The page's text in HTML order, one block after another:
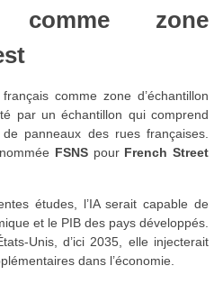
zone
comme zone d’échantillon
par un échantillon qui comprend
panneaux des rues françaises.
FSNS pour French Street
études, l’IA serait capable de
et le PIB des pays développés.
Unis, d’ici 2035, elle injecterait
dans l’économie.